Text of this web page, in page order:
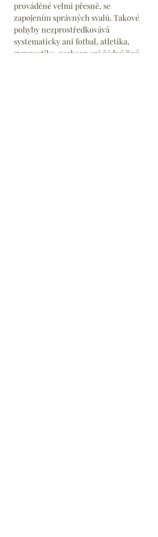
prováděné velmi přesně, se
zapojením správných svalů. Takové
pohyby nezprostředkovává
systematicky ani fotbal, atletika,
gymnastika, parkour ani žádný jiný